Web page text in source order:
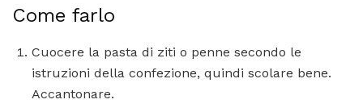
Come farlo
Cuocere la pasta di ziti o penne secondo le
istruzioni della confezione, quindi scolare bene.
Accantonare.